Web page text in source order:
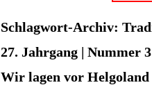
Schlagwort-Archiv:
27. Jahrgang | Nummer
Wir lagen vor Helgoland